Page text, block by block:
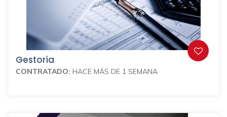
Gestoría
CONTRATADO: HACE MÁS DE 1 SEMANA